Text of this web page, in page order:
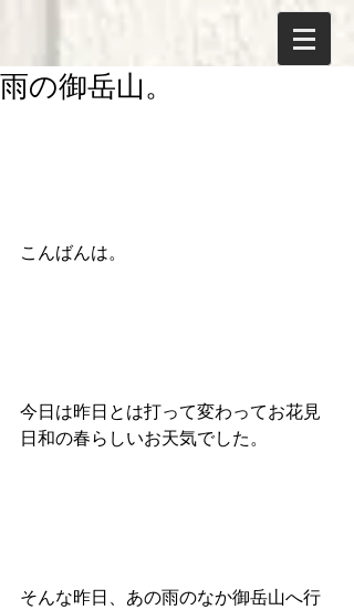
雨の御岳山。
こんばんは。
今日は昨日とは打って変わってお花見
日和の春らしいお天気でした。
そんな昨日、あの雨のなか御岳山へ行